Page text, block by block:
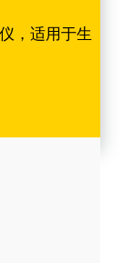
，适用于生